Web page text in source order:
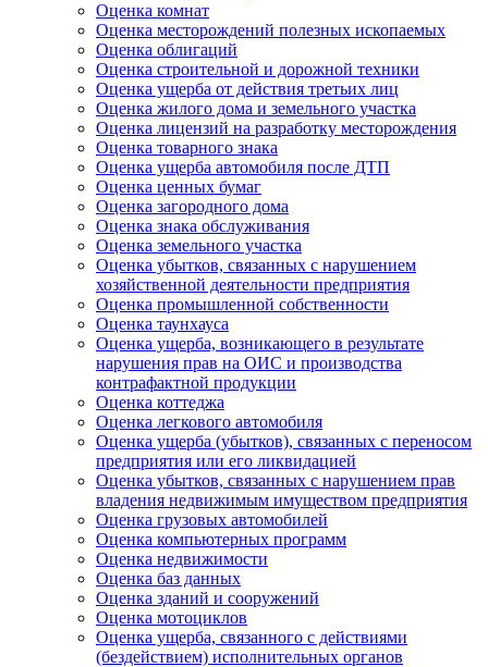
Оценка комнат
Оценка месторождений полезных ископаемых
Оценка облигаций
Оценка строительной и дорожной техники
Оценка ущерба от действия третьих лиц
Оценка жилого дома и земельного участка
Оценка лицензий на разработку месторождения
Оценка товарного знака
Оценка ущерба автомобиля после ДТП
Оценка ценных бумаг
Оценка загородного дома
Оценка знака обслуживания
Оценка земельного участка
Оценка убытков, связанных с нарушением
хозяйственной деятельности предприятия
Оценка промышленной собственности
Оценка таунхауса
Оценка ущерба, возникающего в результате
нарушения прав на ОИС и производства
контрафактной продукции
Оценка коттеджа
Оценка легкового автомобиля
Оценка ущерба (убытков), связанных с переносом
предприятия или его ликвидацией
Оценка убытков, связанных с нарушением прав
владения недвижимым имуществом предприятия
Оценка грузовых автомобилей
Оценка компьютерных программ
Оценка недвижимости
Оценка баз данных
Оценка зданий и сооружений
Оценка мотоциклов
Оценка ущерба, связанного с действиями
(бездействием) исполнительных органов